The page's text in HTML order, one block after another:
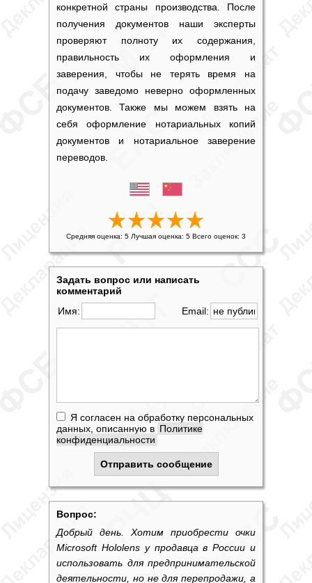
конкретной страны производства. После
получения документов наши эксперты
проверяют полноту их содержания,
правильность их оформления и
заверения, чтобы не терять время на
подачу заведомо неверно оформленных
документов. Также мы можем взять на
себя оформление нотариальных копий
документов и нотариальное заверение
переводов.
Средняя оценка: 5 Лучшая оценка: 5 Всего оценок: 3
Задать вопрос или написать
комментарий
Имя:
Email:
Я согласен на обработку персональных
данных, описанную в Политике
конфиденциальности
Вопрос:
Добрый день. Хотим приобрести очки
Microsoft Hololens у продавца в России и
использовать для предпринимательской
деятельности, но не для перепродажи, а